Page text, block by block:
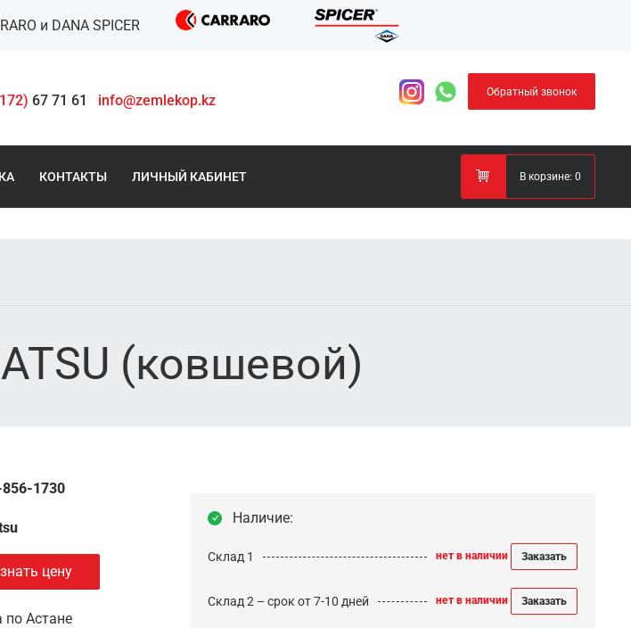
и DANA SPICER
67 71 61 info@zemlekop.kz Обратный звонок
КОНТАКТЫ ЛИЧНЫЙ КАБИНЕТ В корзине: 0
(ковшевой)
1730
цену
по Астане
Наличие:
Склад 1 нет в наличии Заказать
Склад 2 – срок от 7-10 дней нет в наличии Заказать